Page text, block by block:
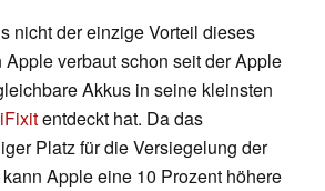
nicht der einzige Vorteil dieses
verbaut schon seit der Apple
Akkus in seine kleinsten
iFixitentdeckt hat. Da das
Platz für die Versiegelung der
Apple eine 10 Prozent höhere